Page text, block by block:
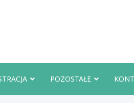
POZOSTAŁE